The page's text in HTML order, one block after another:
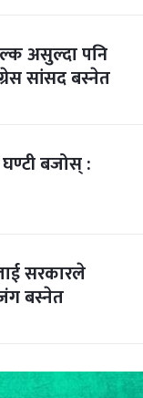
असुल्दा पनि
सांसद बस्नेत
घण्टी बजोस् :
सरकारले
बस्नेत